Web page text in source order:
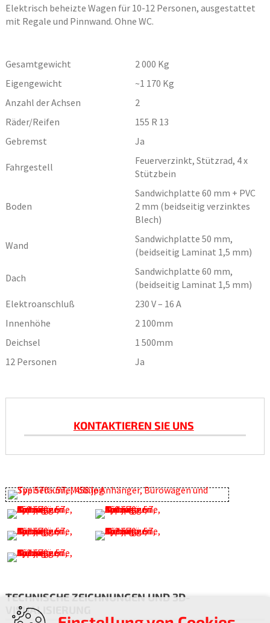
Elektrisch beheizte Wagen für 10-12 Personen, ausgestattet
mit Regale und Pinnwand. Ohne WC.
Gesamtgewicht 2 000 Kg
Eigengewicht
~1 170 Kg
Anzahl der Achsen
2
Räder/Reifen
155 R 13
Gebremst
Ja
Fahrgestell
Feuerverzinkt, Stützrad, 4 x
Stützbein
Boden
Sandwichplatte 60 mm + PVC
2 mm (beidseitig verzinktes
Blech)
Wand
Sandwichplatte 50 mm,
(beidseitig Laminat 1,5 mm)
Dach
Sandwichplatte 60 mm,
(beidseitig Laminat 1,5 mm)
Elektroanschluß
230 V – 16 A
Innenhöhe
2 100mm
Deichsel
1 500mm
12 Personen
Ja
KONTAKTIEREN SIE UNS
TECHNISCHE ZEICHNUNGEN UND 3D-
VISUALISIERUNG